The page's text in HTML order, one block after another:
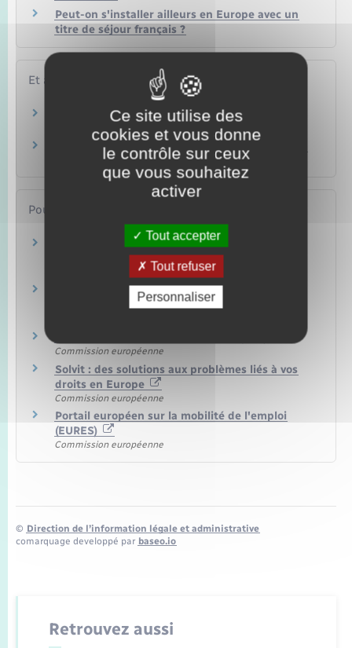
Peut-on s'installer ailleurs en Europe avec un
titre de séjour français ?
Et aussi
Étudier à l'étranger
Famille – Scolarité
Travailler dans une organisation internationale
Étranger – Europe
Pour en savoir plus
Travailler en Europe : règles spécifiques pour
certaines professions
Commission européenne
Travailler en Europe : droits, conditions,
prestations sociales, impôts
Commission européenne
Solvit : des solutions aux problèmes liés à vos
droits en Europe
Commission européenne
Portail européen sur la mobilité de l'emploi
(EURES)
Commission européenne
© Direction de l’information légale et administrative
comarquage developpé par baseo.io
Retrouvez aussi
Ce site utilise des
cookies et vous donne
le contrôle sur ceux
que vous souhaitez
activer
Tout accepter
Tout refuser
Personnaliser